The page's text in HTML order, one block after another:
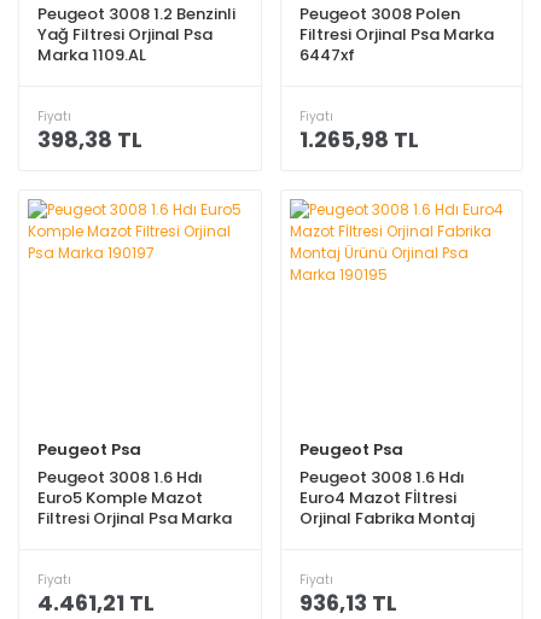
Peugeot 3008 1.2 Benzinli
Yağ Filtresi Orjinal Psa
Marka 1109.AL
Fiyatı
398,38 TL
Peugeot 3008 Polen
Filtresi Orjinal Psa Marka
6447xf
Fiyatı
1.265,98 TL
Peugeot Psa
Peugeot 3008 1.6 Hdı
Euro5 Komple Mazot
Filtresi Orjinal Psa Marka
Fiyatı
4.461,21 TL
Peugeot Psa
Peugeot 3008 1.6 Hdı
Euro4 Mazot Fİltresi
Orjinal Fabrika Montaj
Fiyatı
936,13 TL